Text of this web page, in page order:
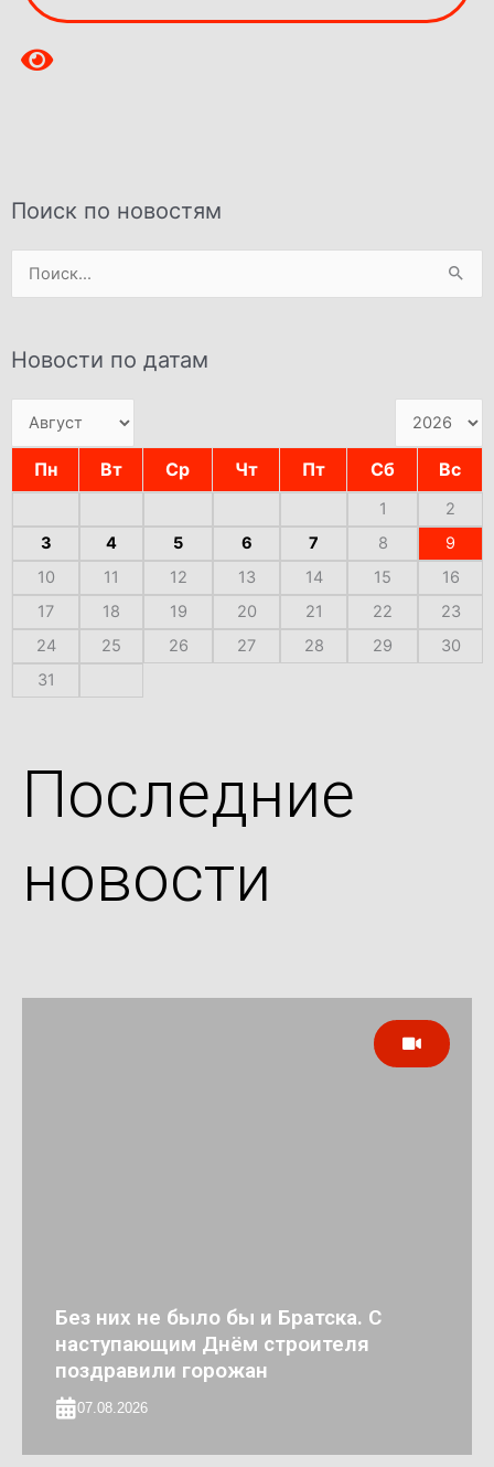
Поиск по новостям
Поиск:
Новости по датам
Пн Вт Ср Чт Пт Сб Вс
1
2
3
4 5 6 7 8
9
10
11 12 13 14 15
16
17
18 19 20 21 22
23
24
25 26 27 28 29
30
31
Последние
новости
Без них не было бы и Братска. С
наступающим Днём строителя
поздравили горожан
07.08.2026